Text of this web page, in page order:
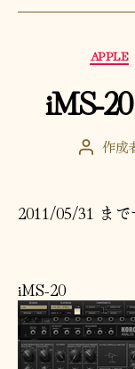
APPLE
iMS-
投 作成
2011/05/31 ま
iMS-20